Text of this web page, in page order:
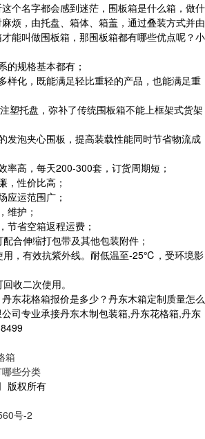
这个名字都会感到迷茫，围板箱是什么箱，做什
烦，由托盘、箱体、箱盖，通过叠装方式并由
能叫做围板箱，那围板箱都有哪些优点呢？小
的规格基本都有；
样化，既能满足轻比重轻的产品，也能满足重
塑托盘，弥补了传统围板箱不能上框架式货架
发泡夹心围板，提高装载性能同时节省物流成
率高，每天200-300套，订货周期短；
，性价比高；
应运范围广；
维护；
节省空箱返程运费；
合伸缩打包带及其他包装附件；
用，有效抗紫外线。耐低温至-25℃，受环境影
收二次使用。
东花格箱报价是多少？丹东木箱定制质量怎么
司专业承接丹东木制包装箱,丹东花格箱,丹东
箱
些分类
版权所有
号-2